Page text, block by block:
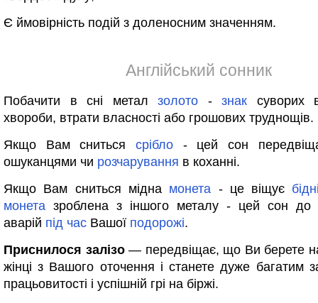
Є ймовірність подій з доленосним значенням.
Англійський сонник
Побачити в сні метал золото - знак суворих
хвороби, втрати власності або грошових труднощів.
Якщо Вам сниться срібло - цей сон
ошуканцями чи розчарування в коханні.
Якщо Вам сниться мідна монета - це віщує
монета зроблена з іншого металу - цей сон до
аварій під час Вашої подорожі.
Приснилося залізо— передвіщає, що Ви берете
жінці з Вашого оточення і станете дуже багатим
працьовитості і успішній грі на біржі.